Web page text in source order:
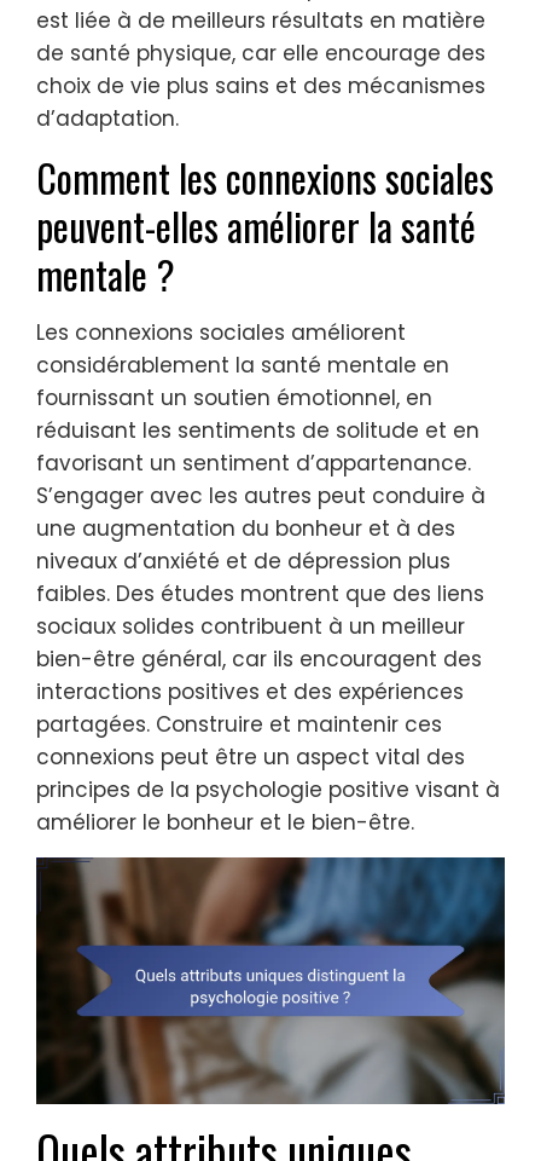
est liée à de meilleurs résultats en matière
de santé physique, car elle encourage des
choix de vie plus sains et des mécanismes
d’adaptation.
Comment les connexions sociales
peuvent-elles améliorer la santé
mentale ?
Les connexions sociales améliorent
considérablement la santé mentale en
fournissant un soutien émotionnel, en
réduisant les sentiments de solitude et en
favorisant un sentiment d’appartenance.
S’engager avec les autres peut conduire à
une augmentation du bonheur et à des
niveaux d’anxiété et de dépression plus
faibles. Des études montrent que des liens
sociaux solides contribuent à un meilleur
bien-être général, car ils encouragent des
interactions positives et des expériences
partagées. Construire et maintenir ces
connexions peut être un aspect vital des
principes de la psychologie positive visant à
améliorer le bonheur et le bien-être.